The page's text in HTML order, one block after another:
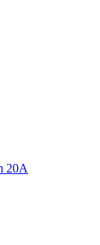
20A